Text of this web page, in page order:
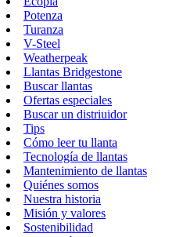
Potenza
Turanza
V-Steel
Weatherpeak
Llantas Bridgestone
Buscar llantas
Ofertas especiales
Buscar un distriuidor
Tips
Cómo leer tu llanta
Tecnología de llantas
Mantenimiento de llantas
Quiénes somos
Nuestra historia
Misión y valores
Sostenibilidad